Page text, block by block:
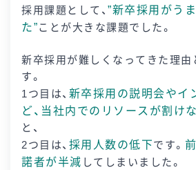
採用課題として、”新卒採用がう
た”ことが大きな課題でした。
新卒採用が難しくなってきた理由
す。
1つ目は、 新卒採用の説明会やイ
ど、当社内でのリソースが割け
と、
2つ目は、 採用人数の低下です。
諾者が半減 してしまいました。